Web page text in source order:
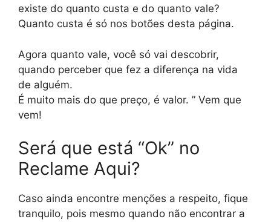
existe do quanto custa e do quanto vale?
Quanto custa é só nos botões desta página.
Agora quanto vale, você só vai descobrir,
quando perceber que fez a diferença na vida
de alguém.
É muito mais do que preço, é valor. ” Vem que
vem!
Será que está “Ok” no
Reclame Aqui?
Caso ainda encontre menções a respeito, fique
tranquilo, pois mesmo quando não encontrar a